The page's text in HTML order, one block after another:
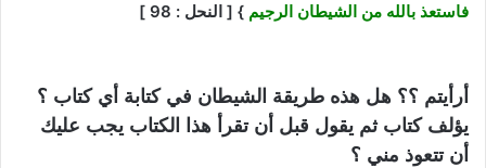
فاستعذ بالله من الشيطان الرجيم } [ النحل : 98 ]
أرأيتم ؟؟ هل هذه طريقة الشيطان في كتابة أي كتاب ؟
يؤلف كتاب ثم يقول قبل أن تقرأ هذا الكتاب يجب عليك
أن تتعوذ مني ؟